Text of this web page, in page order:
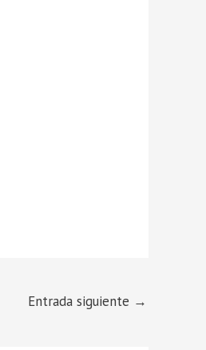
Entrada siguiente →